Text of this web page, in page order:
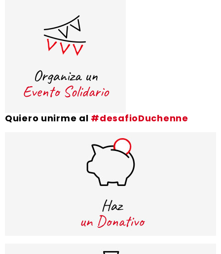
Quiero unirme al #desafioDuchenne